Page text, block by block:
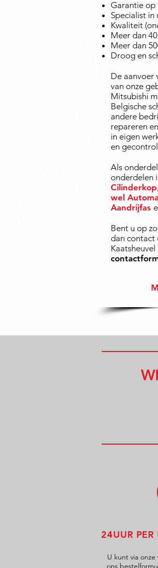
Garantie op
Specialist
Kwaliteit
Meer dan
Meer dan
Droog en
De aanvoer
van onze
Mitsubishi
Belgische
andere
repareren
in eigen
en
Als
onderdelen
wel
Aandrijfas
Bent u op
dan contact
24UUR
U kunt via
ons